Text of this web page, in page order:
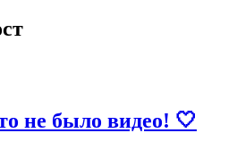
не было видео! 🤍